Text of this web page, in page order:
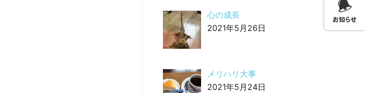
心の成長
2021年5月26日
メリハリ大事
2021年5月24日